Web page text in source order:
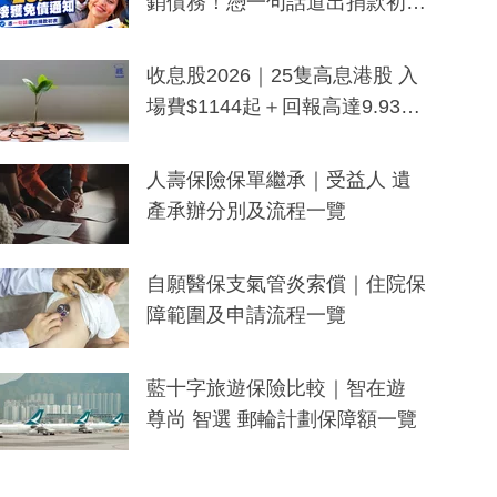
一度被誤當詐騙手段
收息股2026｜25隻高息港股 入
場費$1144起＋回報高達9.93
人壽保險保單繼承｜受益人 遺
產承辦分別及流程一覽
自願醫保支氣管炎索償｜住院保
障範圍及申請流程一覽
藍十字旅遊保險比較｜智在遊
尊尚 智選 郵輪計劃保障額一覽